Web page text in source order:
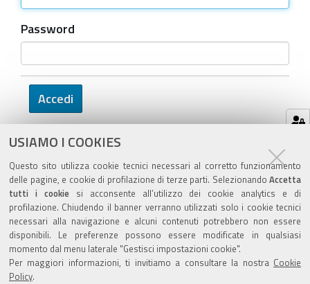
USIAMO I COOKIES
Questo sito utilizza cookie tecnici necessari al corretto funzionamento
delle pagine, e cookie di profilazione di terze parti. Selezionando Accetta
tutti i cookiesi acconsente all’utilizzo dei cookie analytics e di
profilazione. Chiudendo il banner verranno utilizzati solo i cookie tecnici
necessari alla navigazione e alcuni contenuti potrebbero non essere
disponibili. Le preferenze possono essere modificate in qualsiasi
momento dal menu laterale "Gestisci impostazioni cookie".
Per maggiori informazioni, ti invitiamo a consultare la nostra Cookie
Policy.
Password
Se hai dimenticato la tua password,
possiamo
spedirtene una nuova.
Valuta questo sito